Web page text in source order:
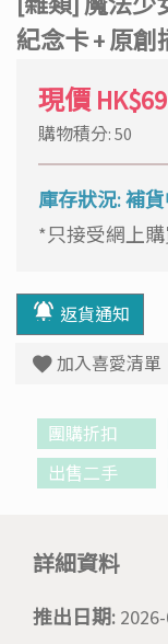
紀念卡 + 原
現價 HK$69
購物積分: 50
庫存狀況: 補
*只接受網上購
返貨通知
加入喜愛清單
團購折扣
出售二手
詳細資料
推出日期: